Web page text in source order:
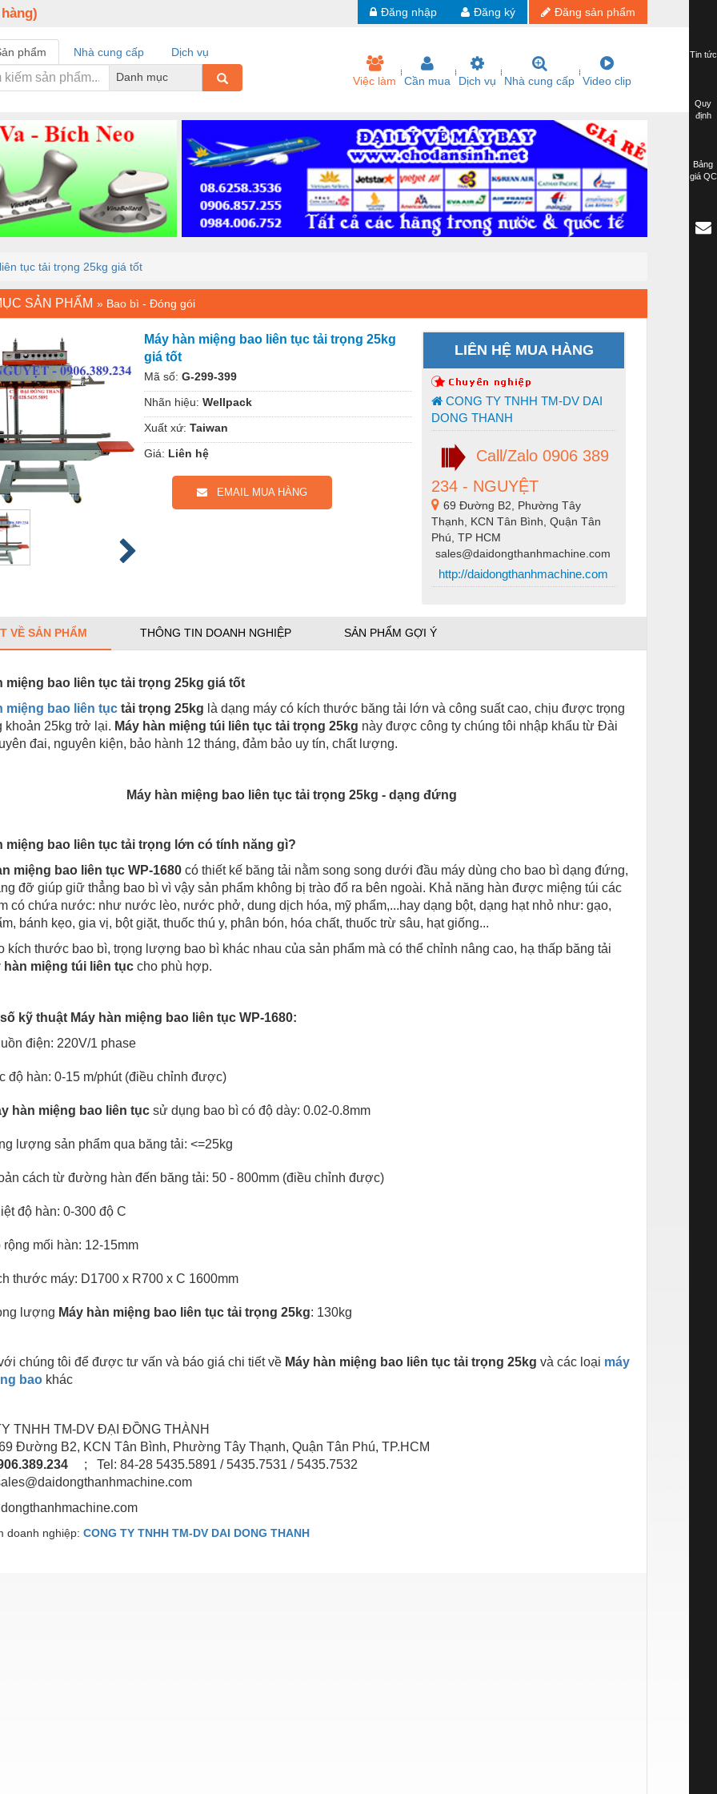
Đăng sản phẩm
Đăng ký
Đăng nhập
phẩm Nhà cung cấp
Dịch vụ
Danh mục
Việc làm Cần mua Dịch vụ Nhà cung cấp Video clip
tục tải trọng 25kg giá tốt
SẢN PHẨM » Bao bì - Đóng gói
Máy hàn miệng bao liên tục tải trọng 25kg
giá tốt
Mã số: G-299-399
Nhãn hiệu: Wellpack
Xuất xứ: Taiwan
Giá: Liên hệ
EMAIL MUA HÀNG
LIÊN HỆ MUA HÀNG
CONG TY TNHH TM-DV DAI
DONG THANH
Call/Zalo 0906 389
234 - NGUYỆT
69 Đường B2, Phường Tây
Thạnh, KCN Tân Bình, Quận Tân
Phú, TP HCM
sales@daidongthanhmachine.com
http://daidongthanhmachine.com
VỀ SẢN PHẨM THÔNG TIN DOANH NGHIỆP SẢN PHẨM GỢI Ý
miệng bao liên tục tải trọng 25kg giá tốt
miệng bao liên tục tải trọng 25kg là dạng máy có kích thước băng tải lớn và công suất cao, chịu được trọng
khoản 25kg trở lại. Máy hàn miệng túi liên tục tải trọng 25kg này được công ty chúng tôi nhập khẩu từ Đài
đai, nguyên kiện, bảo hành 12 tháng, đảm bảo uy tín, chất lượng.
Máy hàn miệng bao liên tục tải trọng 25kg - dạng đứng
miệng bao liên tục tải trọng lớn có tính năng gì?
miệng bao liên tục WP-1680 có thiết kế băng tải nằm song song dưới đầu máy dùng cho bao bì dạng đứng,
đỡ giúp giữ thẳng bao bì vì vậy sản phẩm không bị trào đổ ra bên ngoài. Khả năng hàn được miệng túi các
có chứa nước: như nước lèo, nước phở, dung dịch hóa, mỹ phẩm,...hay dạng bột, dạng hạt nhỏ như: gạo,
bánh kẹo, gia vị, bột giặt, thuốc thú y, phân bón, hóa chất, thuốc trừ sâu, hạt giống...
kích thước bao bì, trọng lượng bao bì khác nhau của sản phẩm mà có thể chỉnh nâng cao, hạ thấp băng tải
hàn miệng túi liên tục cho phù hợp.
kỹ thuật Máy hàn miệng bao liên tục WP-1680:
điện: 220V/1 phase
độ hàn: 0-15 m/phút (điều chỉnh được)
hàn miệng bao liên tục sử dụng bao bì có độ dày: 0.02-0.8mm
lượng sản phẩm qua băng tải: <=25kg
cách từ đường hàn đến băng tải: 50 - 800mm (điều chỉnh được)
độ hàn: 0-300 độ C
mối hàn: 12-15mm
thước máy: D1700 x R700 x C 1600mm
lượng Máy hàn miệng bao liên tục tải trọng 25kg: 130kg
chúng tôi để được tư vấn và báo giá chi tiết về Máy hàn miệng bao liên tục tải trọng 25kg và các loại máy
bao khác
TNHH TM-DV ĐẠI ĐỒNG THÀNH
Đường B2, KCN Tân Bình, Phường Tây Thạnh, Quận Tân Phú, TP.HCM
; Tel: 84-28 5435.5891 / 5435.7531 / 5435.7532
doanh nghiệp: CONG TY TNHH TM-DV DAI DONG THANH
Tin tức
Quy
định
Bảng
giá QC